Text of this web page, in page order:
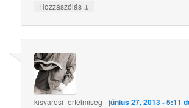
Hozzászólás ↓
kisvarosi_ertelmiseg -június 27, 2013 - 5:11